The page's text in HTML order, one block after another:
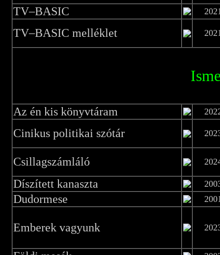
TV–BASIC
TV–BASIC melléklet
Az én kis könyvtáram
Cinikus politikai szótár
Csillagszámláló
Díszített kanaszta
Dudormese
Emberek vagyunk